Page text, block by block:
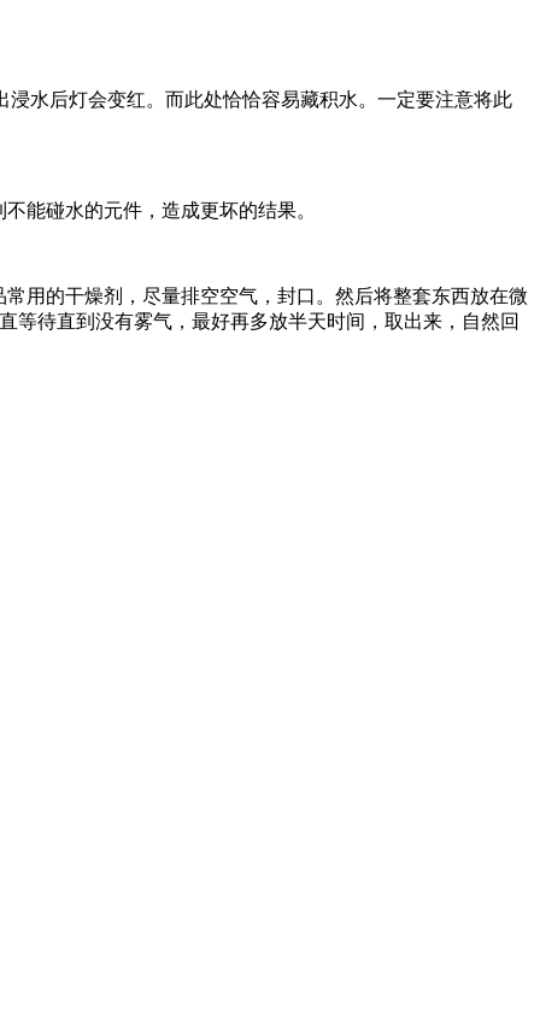
水后灯会变红。而此处恰恰容易藏积水。一定要注意将此
能碰水的元件，造成更坏的结果。
用的干燥剂，尽量排空空气，封口。然后将整套东西放在微
待直到没有雾气，最好再多放半天时间，取出来，自然回